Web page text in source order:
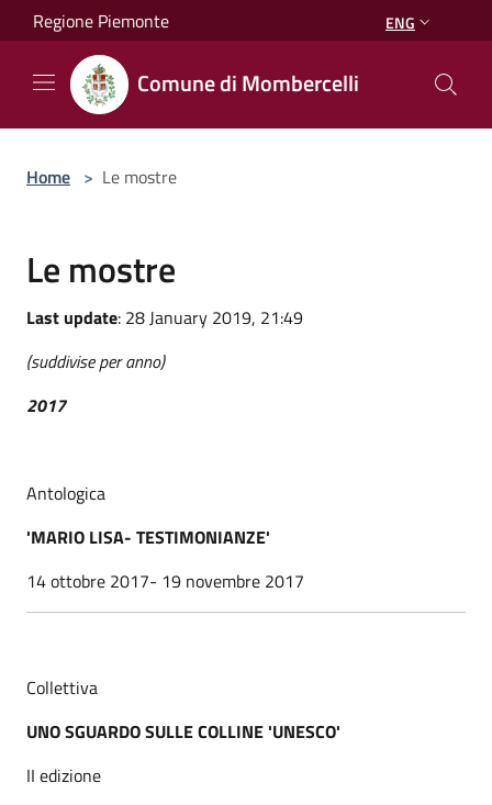
Salta al contenuto principale
Regione Piemonte ENG
Comune di Mombercelli
Home > Le mostre
Le mostre
Last update: 28 January 2019, 21:49
(suddivise per anno)
2017
Antologica
'MARIO LISA- TESTIMONIANZE'
14 ottobre 2017- 19 novembre 2017
Collettiva
UNO SGUARDO SULLE COLLINE 'UNESCO'
II edizione